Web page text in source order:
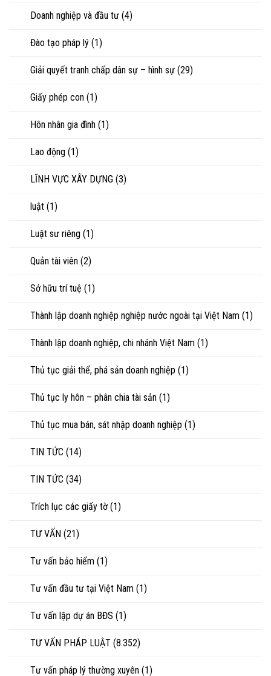
Doanh nghiệp và đầu tư (4)
Đào tạo pháp lý (1)
Giải quyết tranh chấp dân sự – hình sự (29)
Giấy phép con (1)
Hôn nhân gia đình (1)
Lao động (1)
LĨNH VỰC XÂY DỰNG (3)
luật (1)
Luật sư riêng (1)
Quản tài viên (2)
Sở hữu trí tuệ (1)
Thành lập doanh nghiệp nghiệp nước ngoài tại Việt Nam (1)
Thành lập doanh nghiệp, chi nhánh Việt Nam (1)
Thủ tục giải thể, phá sản doanh nghiệp (1)
Thủ tục ly hôn – phân chia tài sản (1)
Thủ tục mua bán, sát nhập doanh nghiệp (1)
TIN TỨC (14)
TIN TỨC (34)
Trích lục các giấy tờ (1)
TƯ VẤN (21)
Tư vấn bảo hiểm (1)
Tư vấn đầu tư tại Việt Nam (1)
Tư vấn lập dự án BĐS (1)
TƯ VẤN PHÁP LUẬT (8.352)
Tư vấn pháp lý thường xuyên (1)